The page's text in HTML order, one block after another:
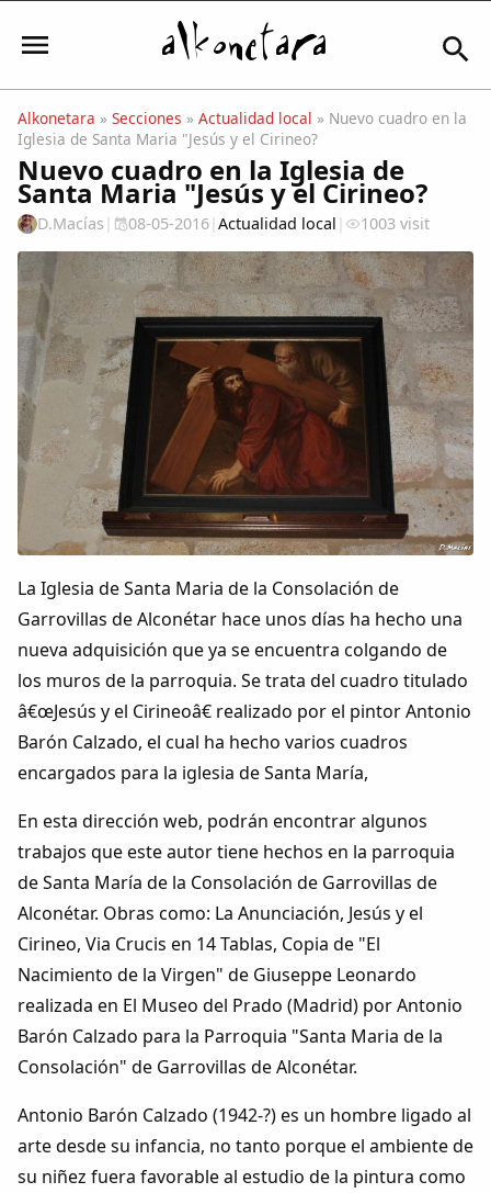
Iniciar sesión
Mi Cuenta
El Tiempo
Actualidad
Comunidad
Colaboradores
Biblioteca
Periódico Alconétar
Foros
Idiosincrasia
Diccionario
Traductor
Dichos
Cancionero Local
Apodos
Peñas
Alkonetara » Secciones » Actualidad local » Nuevo cuadro en la
Iglesia de Santa Maria "Jesús y el Cirineo?
Nuevo cuadro en la Iglesia de
Santa Maria "Jesús y el Cirineo?
D.Macías | 08-05-2016| Actualidad local | 1003 visit
La Iglesia de Santa Maria de la Consolación de
Garrovillas de Alconétar hace unos días ha hecho una
nueva adquisición que ya se encuentra colgando de
los muros de la parroquia. Se trata del cuadro titulado
â€œJesús y el Cirineoâ€ realizado por el pintor Antonio
Barón Calzado, el cual ha hecho varios cuadros
encargados para la iglesia de Santa María,
En esta dirección web, podrán encontrar algunos
trabajos que este autor tiene hechos en la parroquia
de Santa María de la Consolación de Garrovillas de
Alconétar. Obras como: La Anunciación, Jesús y el
Cirineo, Via Crucis en 14 Tablas, Copia de "El
Nacimiento de la Virgen" de Giuseppe Leonardo
realizada en El Museo del Prado (Madrid) por Antonio
Barón Calzado para la Parroquia "Santa Maria de la
Consolación" de Garrovillas de Alconétar.
Antonio Barón Calzado (1942-?) es un hombre ligado al
arte desde su infancia, no tanto porque el ambiente de
su niñez fuera favorable al estudio de la pintura como